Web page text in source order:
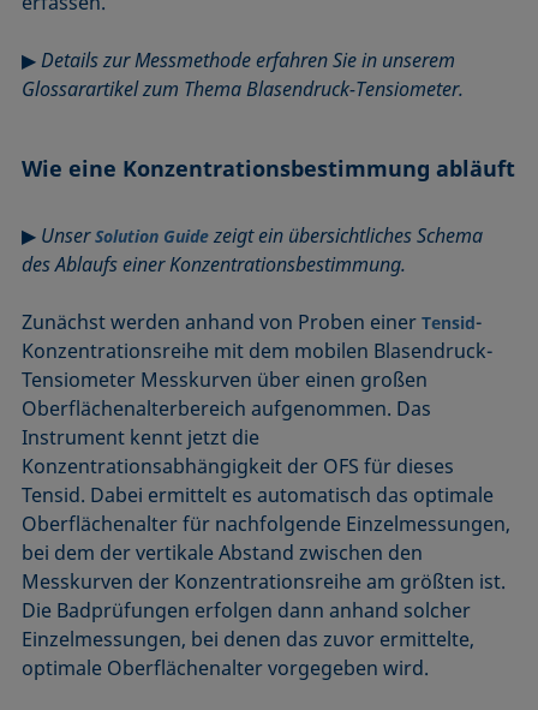
▶Details zur Messmethode erfahren Sie in unserem
Glossarartikel zum Thema Blasendruck-Tensiometer.
Wie eine Konzentrationsbestimmung abläuft
▶ UnserSolution Guide zeigt ein übersichtliches Schema
des Ablaufs einer Konzentrationsbestimmung.
Zunächst werden anhand von Proben einerTensid-
Konzentrationsreihe mit dem mobilen Blasendruck-
Tensiometer Messkurven über einen großen
Oberflächenalterbereich aufgenommen. Das
Instrument kennt jetzt die
Konzentrationsabhängigkeit der OFS für dieses
Tensid. Dabei ermittelt es automatisch das optimale
Oberflächenalter für nachfolgende Einzelmessungen,
bei dem der vertikale Abstand zwischen den
Messkurven der Konzentrationsreihe am größten ist.
Die Badprüfungen erfolgen dann anhand solcher
Einzelmessungen, bei denen das zuvor ermittelte,
optimale Oberflächenalter vorgegeben wird.